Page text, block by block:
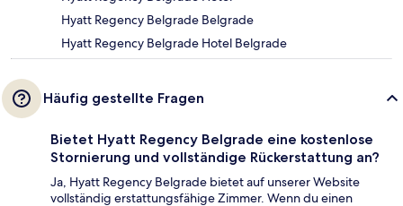
Hyatt Regency Belgrade Belgrade
Hyatt Regency Belgrade Hotel Belgrade
Häufig gestellte Fragen
Bietet Hyatt Regency Belgrade eine kostenlose
Stornierung und vollständige Rückerstattung an?
Ja, Hyatt Regency Belgrade bietet auf unserer Website
vollständig erstattungsfähige Zimmer. Wenn du einen